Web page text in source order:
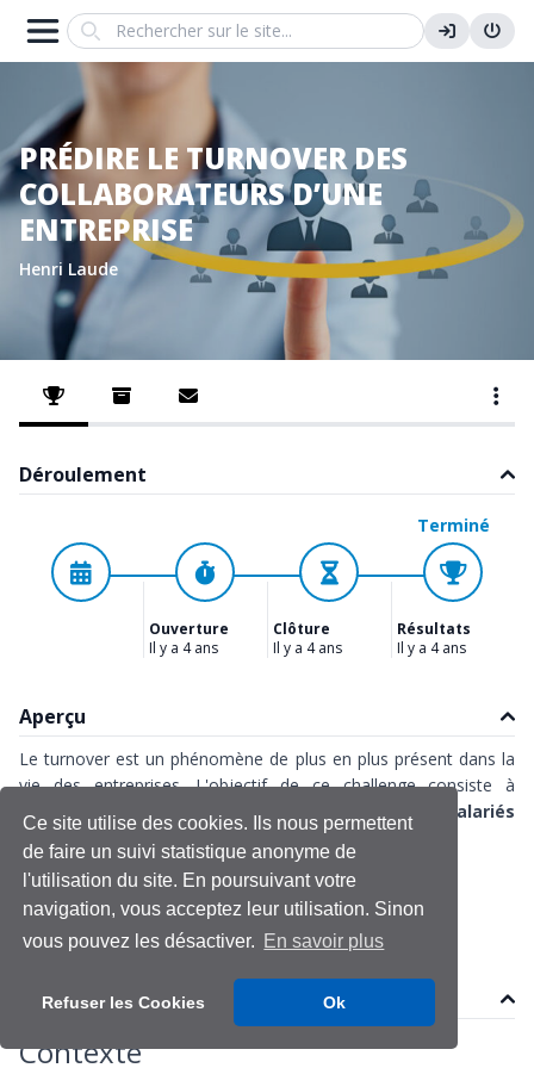
Ce site utilise des cookies. Ils nous permettent
de faire un suivi statistique anonyme de
l'utilisation du site. En poursuivant votre
navigation, vous acceptez leur utilisation. Sinon
vous pouvez les désactiver. En savoir plus
Refuser les Cookies Ok
Search
PRÉDIRE LE TURNOVER DES
COLLABORATEURS D’UNE
ENTREPRISE
Henri Laude
Déroulement
Terminé
Ouverture
Il y a 4 ans
Clôture
Il y a 4 ans
Résultats
Il y a 4 ans
Aperçu
Le turnover est un phénomène de plus en plus présent dans la
vie des entreprises. L'objectif de ce challenge consiste à
analyser les caractéristiques des populations de salariés
qui vont rester ou quitter l’entreprise.
Gestion des Ressources Humaines turnover
Contenu
Contexte